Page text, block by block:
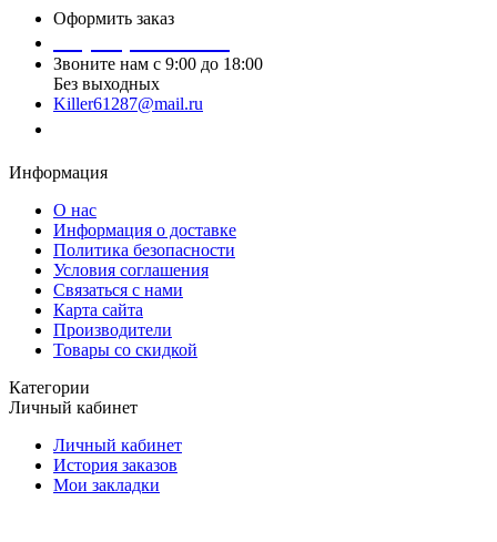
Оформить заказ
Звоните нам с 9:00 до 18:00
Без выходных
Killer61287@mail.ru
Информация
О нас
Информация о доставке
Политика безопасности
Условия соглашения
Связаться с нами
Карта сайта
Производители
Товары со скидкой
Категории
Личный кабинет
Личный кабинет
История заказов
Мои закладки